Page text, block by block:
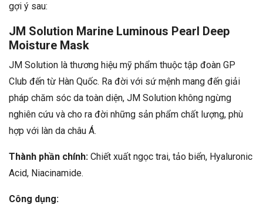
gợi ý sau:
JM Solution Marine Luminous Pearl Deep
Moisture Mask
JM Solution là thương hiệu mỹ phẩm thuộc tập đoàn GP
Club đến từ Hàn Quốc. Ra đời với sứ mệnh mang đến giải
pháp chăm sóc da toàn diện, JM Solution không ngừng
nghiên cứu và cho ra đời những sản phẩm chất lượng, phù
hợp với làn da châu Á.
Thành phần chính: Chiết xuất ngọc trai, tảo biển, Hyaluronic
Acid, Niacinamide.
Công dụng: